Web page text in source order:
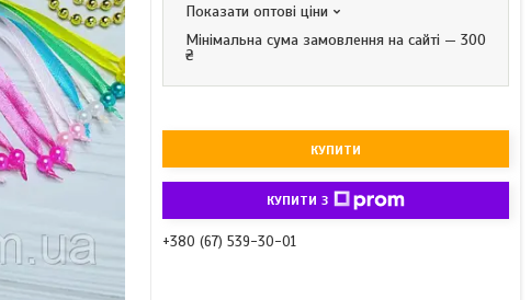
Показати оптові ціни
Мінімальна сума замовлення на сайті — 300
₴
КУПИТИ
КУПИТИ З
+380 (67) 539-30-01